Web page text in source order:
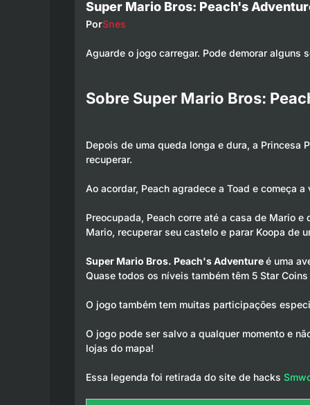
Super Mario Bros: Peach's
PorSnes
Aguarde o jogo carregar. Pode demorar alguns
Sobre Super Mario Bros:
Depois de uma queda longa e dura, a Princesa
recuperar.
Ao acordar, Peach agradece a Toad e começa
Preocupada, Peach corre até a casa de Mario
Mario, recuperar seu castelo e parar Koopa de
Super Mario Bros. Peach's Adventureé uma
Quase todos os níveis também têm 5 Star
O jogo também tem muitas participações
O jogo pode ser salvo a qualquer momento e
lojas do mapa!
Essa legenda foi retirada do site de hacks